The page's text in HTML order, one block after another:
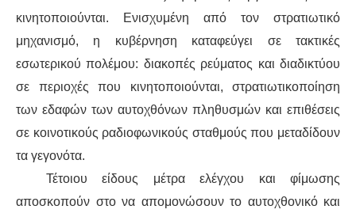
κινητοποιούνται. Ενισχυμένη από τον στρατιωτικό
μηχανισμό, η κυβέρνηση καταφεύγει σε τακτικές
εσωτερικού πολέμου: διακοπές ρεύματος και διαδικτύου
σε περιοχές που κινητοποιούνται, στρατιωτικοποίηση
των εδαφών των αυτοχθόνων πληθυσμών και επιθέσεις
σε κοινοτικούς ραδιοφωνικούς σταθμούς που μεταδίδουν
τα γεγονότα.
Τέτοιου είδους μέτρα ελέγχου και φίμωσης
αποσκοπούν στο να απομονώσουν το αυτοχθονικό και